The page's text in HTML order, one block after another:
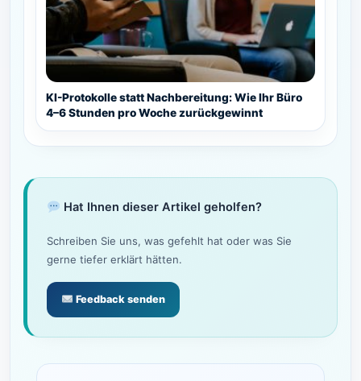
KI-Protokolle statt Nachbereitung: Wie Ihr Büro
4–6 Stunden pro Woche zurückgewinnt
Hat Ihnen dieser Artikel geholfen?
Schreiben Sie uns, was gefehlt hat oder was Sie
gerne tiefer erklärt hätten.
Feedback senden